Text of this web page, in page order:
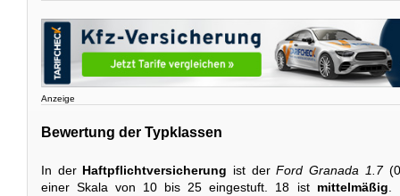
Anzeige
Bewertung der Typklassen
In der Haftpflichtversicherung ist derFord Granada 1.7
einer Skala von 10 bis 25 eingestuft. 18 ist mittelmäßig